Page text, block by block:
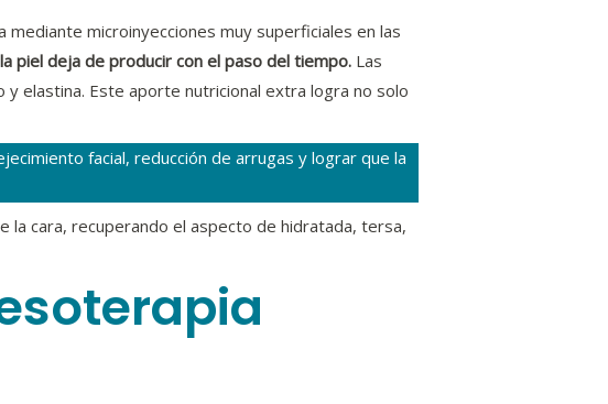
microinyecciones muy superficiales en las
piel deja de producir con el paso del tiempo. Las
elastina. Este aporte nutricional extra logra no solo
facial, reducción de arrugas y lograr que la
la cara, recuperando el aspecto de hidratada, tersa,